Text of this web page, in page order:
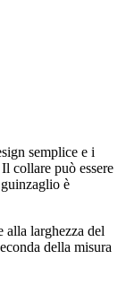
semplice e i
collare può essere
è
alla larghezza del
della misura